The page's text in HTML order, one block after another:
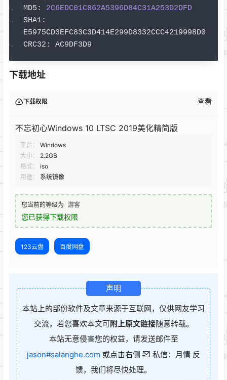
MD5 :
2C6EDC01C862A5396D84C31A253D2DFD
SHA1:
E5975CD3EFC83C3D414E299D8332CCC4219998D0
CRC32 : AC9DF3D9
下载地址
下载权限 查看
不忘初心Windows 10 LTSC 2019美化精简版
平台：
Windows
大小：
2.2GB
格式：
iso
用途：
系统镜像
您当前的等级为 游客
您已获得下载权限
123云盘 百度网盘
声明
本站上的部份软件及文章来源于互联网，仅供网友学习
交流，若您喜欢本文可附上原文链接随意转载。
本站无意侵害您的权益，请发送邮件至
jason#salanghe.com 或点击右侧
私信：月情 反
馈，我们将尽快处理。